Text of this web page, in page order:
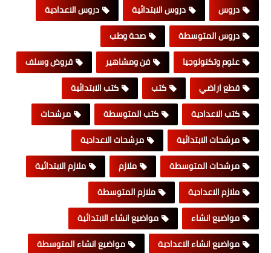
دروس
دروس الابتدائية
دروس الاعدادية
دروس المتوسطة
صحة وطب
علوم وتكنولوجيا
فن ومشاهير
قروض وسلف
قطع اراضي
كتب
كتب الابتدائية
كتب الاعدادية
كتب المتوسطة
مرشحات
مرشحات الابتدائية
مرشحات الاعدادية
مرشحات المتوسطة
ملازم
ملازم الابتدائية
ملازم الاعدادية
ملازم المتوسطة
مواضيع انشاء
مواضيع انشاء الابتدائية
مواضيع انشاء الاعدادية
مواضيع انشاء المتوسطة